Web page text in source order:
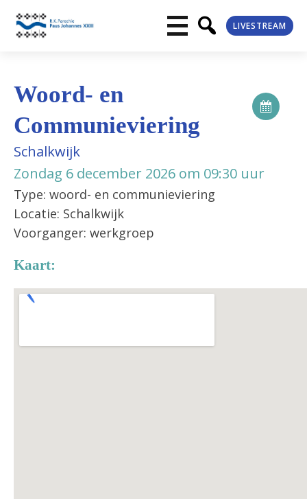
LIVESTREAM
Woord- en
Communieviering
Schalkwijk
Zondag 6 december 2026 om 09:30 uur
Type: woord- en communieviering
Locatie: Schalkwijk
Voorganger: werkgroep
Kaart: